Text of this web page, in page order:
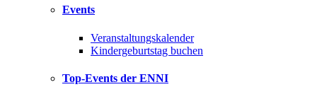
Events
Veranstaltungskalender
Kindergeburtstag buchen
Top-Events der ENNI